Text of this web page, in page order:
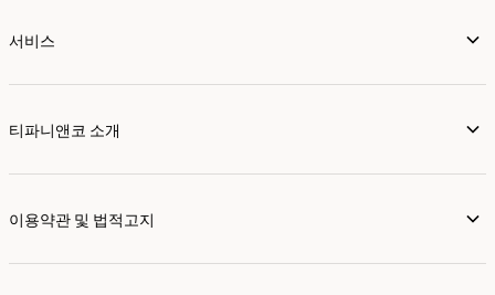
서비스
티파니앤코 소개
이용약관 및 법적고지